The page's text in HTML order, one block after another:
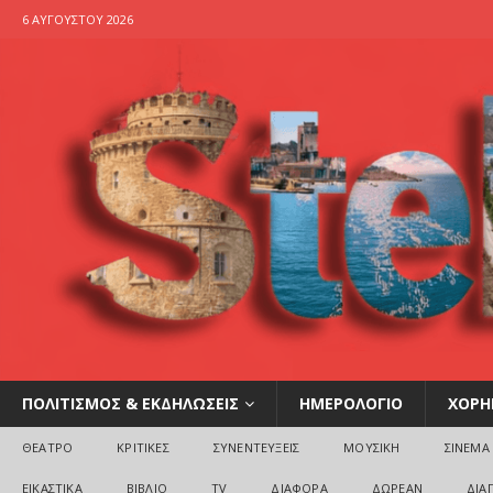
6 ΑΥΓΟΎΣΤΟΥ 2026
ΠΟΛΙΤΙΣΜΟΣ & ΕΚΔΗΛΩΣΕΙΣ ΗΜΕΡΟΛΟΓΙΟ
ΘΕΑΤΡΟ ΚΡΙΤΙΚΕΣ ΣΥΝΕΝΤΕΥΞΕΙΣ ΜΟΥΣΙΚΗ ΣΙΝΕΜΑ
ΕΙΚΑΣΤΙΚΑ ΒΙΒΛΙΟ TV ΔΙΑΦΟΡΑ ΔΩΡΕΑΝ